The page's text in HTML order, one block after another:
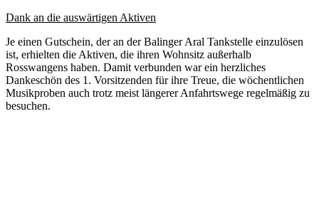
Dank an die auswärtigen Aktiven
Je einen Gutschein, der an der Balinger Aral Tankstelle einzulösen
ist, erhielten die Aktiven, die ihren Wohnsitz außerhalb
Rosswangens haben. Damit verbunden war ein herzliches
Dankeschön des 1. Vorsitzenden für ihre Treue, die wöchentlichen
Musikproben auch trotz meist längerer Anfahrtswege regelmäßig zu
besuchen.